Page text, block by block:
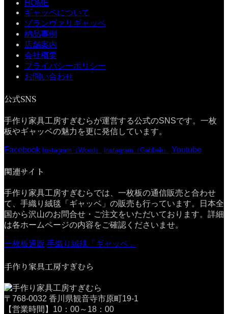
HOME
ギャッベについて
ゾランヴァリギャッベ
納品事例
店舗案内
会社概要
プライバシーポリシー
お問い合わせ
公式SNS
手作り家具工房すぎむらが運営する公式のSNSです。一枚
板やギャッベの魅力を更に発信しています。
Facebook Instagram（Wood） Instagram（Gabbeh） Youtube
関連サイト
手作り家具工房すぎむらでは、一枚板の通信販売と合わせ
て、手織り絨毯「ギャッベ」の販売も行っています。日本全
国から沢山のお問合せ・ご注文をいただいております。詳細
は各ホームページの内容をご確認くださいませ。
一枚板通販 手織り絨毯「ギャッベ」
手作り家具工房すぎむら
〒768-0032 香川県観音寺市原町19-1
【営業時間】10：00～18：00